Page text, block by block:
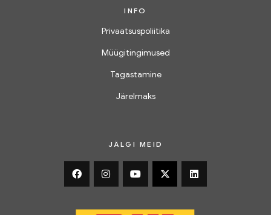
INFO
Privaatsuspoliitika
Müügitingimused
Tagastamine
Järelmaks
JÄLGI MEID